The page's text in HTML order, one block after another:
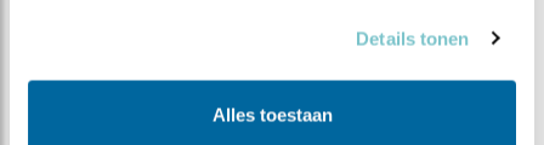
Details tonen
Alles toestaan
Ringen Bosuiltjes